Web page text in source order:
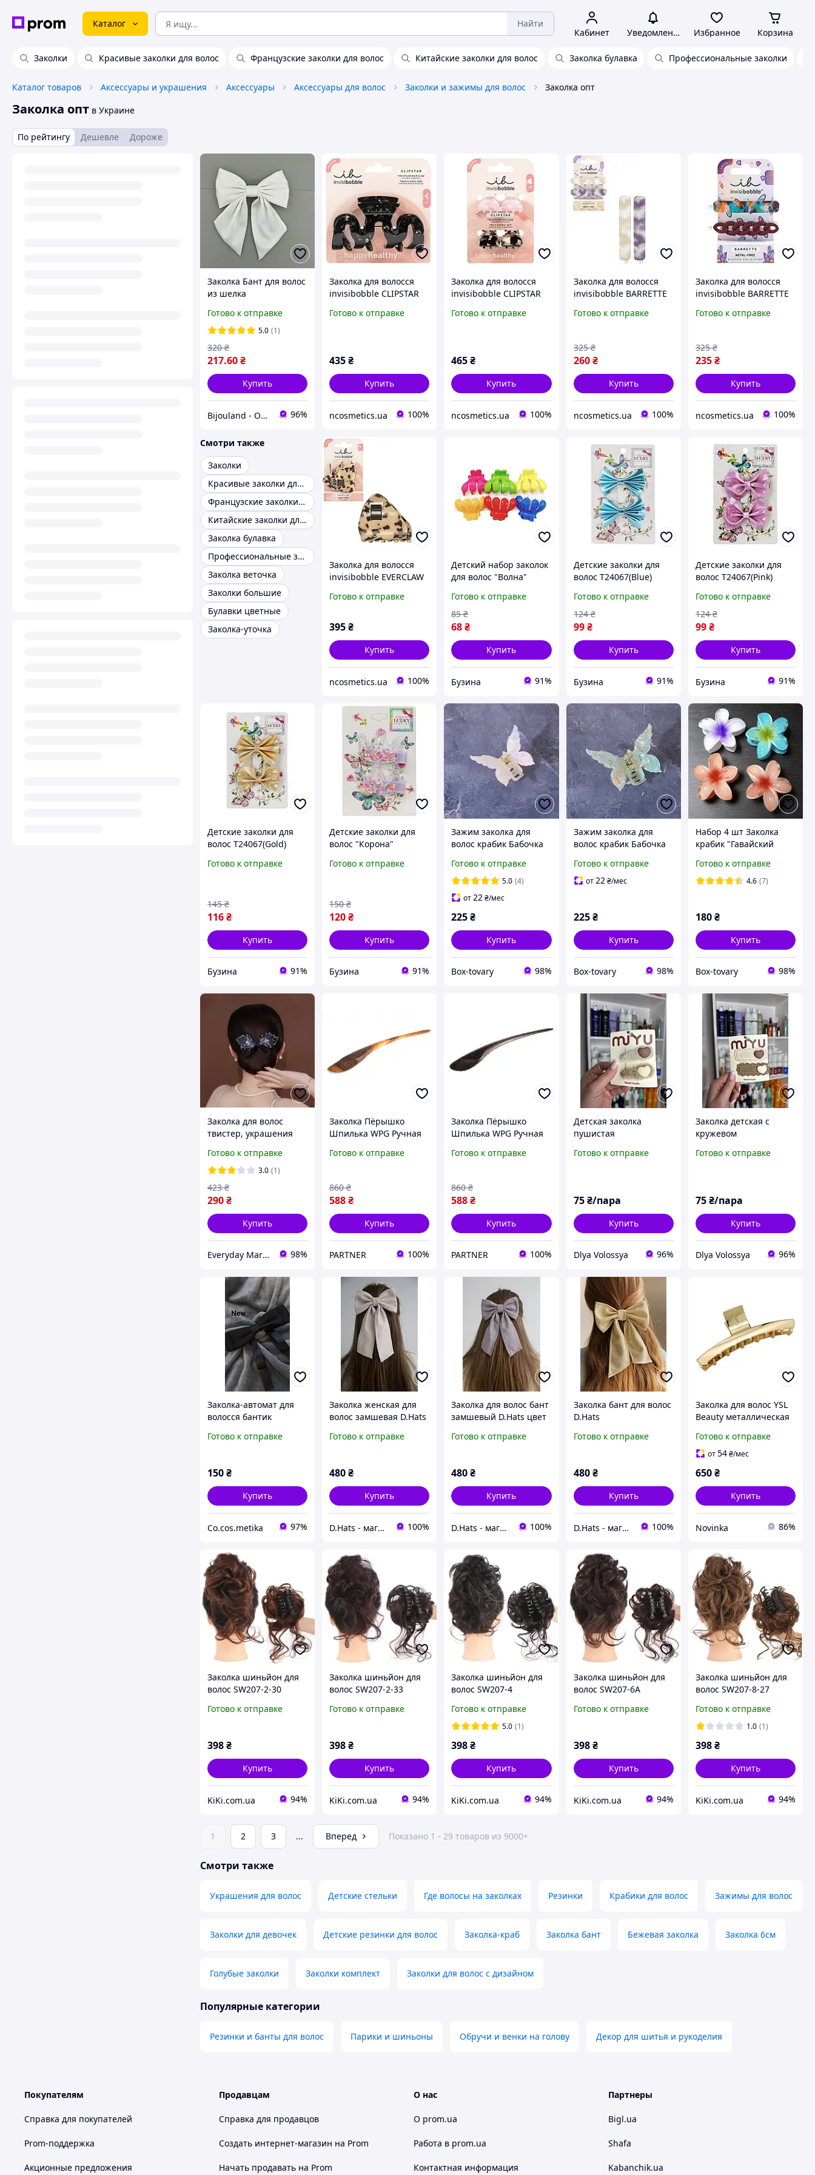
Каталог Найти
Кабинет Уведомления Избранное Корзина
Заколки Красивые заколки для волос Французские заколки для волос Китайские заколки для волос Заколка булавка Профессиональные заколки
Каталог товаров Аксессуары и украшения Аксессуары Аксессуары для волос Заколки и зажимы для волос Заколка опт
Заколка опт в Украине
По рейтингу Дешевле Дороже
Заколка Бант для волос
из шелка
застежка 15 х 18 см
Готово к отправке
5.0 (1)
217.60₴
320 ₴
Купить
Bijouland - Обручи, Свадебные украшения, Банты, Вечерние украшения, Серьги, Чокеры 96%
Заколка для волосся
invisibobble CLIPSTAR
Готово к отправке
435₴
Купить
ncosmetics.ua 100%
Заколка для волосся
invisibobble CLIPSTAR
Готово к отправке
465₴
Купить
ncosmetics.ua 100%
Заколка для волосся
invisibobble BARRETTE
Healers
Готово к отправке
260 ₴
325 ₴
Купить
ncosmetics.ua 100%
Заколка для волосся
invisibobble BARRETTE
Mystery
Готово к отправке
235₴
325 ₴
Купить
ncosmetics.ua 100%
Смотри также
Заколки
Красивые заколки для волос
Французские заколки для волос
Китайские заколки для волос
Заколка булавка
Профессиональные заколки
Заколка веточка
Заколки большие
Булавки цветные
Заколка-уточка
Заколка для волосся
invisibobble EVERCLAW
Готово к отправке
395₴
Купить
ncosmetics.ua 100%
Детский набор заколок
для волос "Волна"
buzyna
Готово к отправке
68₴
85 ₴
Купить
Бузина 91%
Детские заколки для
волос T24067(Blue)
Готово к отправке
99 ₴
124 ₴
Купить
Бузина 91%
Детские заколки для
волос T24067(Pink)
Готово к отправке
99₴
124 ₴
Купить
Бузина 91%
Детские заколки для
волос T24067(Gold)
Готово к отправке
116₴
145 ₴
Купить
Бузина 91%
Детские заколки для
волос "Корона"
buzyna
Готово к отправке
120₴
150 ₴
Купить
Бузина 91%
Зажим заколка для
волос крабик Бабочка
Готово к отправке
5.0 (4)
от22 ₴/мес
225₴
Купить
Box-tovary 98%
Зажим заколка для
волос крабик Бабочка
Готово к отправке
от 22 ₴/мес
225 ₴
Купить
Box-tovary 98%
Набор 4 шт Заколка
крабик "Гавайский
для волос цветочек
Готово к отправке
4.6 (7)
180₴
Купить
Box-tovary 98%
Заколка для волос
твистер, украшения
длинные пряди, так и
средней длины синяя
Готово к отправке
3.0 (1)
290₴
423 ₴
Купить
Everyday Market 0965612251 98%
Заколка Пёрышко
Шпилька WPG Ручная
Готово к отправке
588₴
860 ₴
Купить
PARTNER 100%
Заколка Пёрышко
Шпилька WPG Ручная
Готово к отправке
588₴
860 ₴
Купить
PARTNER 100%
Детская заколка
пушистая
Готово к отправке
75 ₴/пара
Купить
Dlya Volossya 96%
Заколка детская с
кружевом
Готово к отправке
75₴/пара
Купить
Dlya Volossya 96%
Заколка-автомат для
волосся бантик
Готово к отправке
150₴
Купить
Co.cos.metika 97%
Заколка женская для
волос замшевая D.Hats
Готово к отправке
480₴
Купить
D.Hats - магазин женских головных уборов 100%
Заколка для волос бант
замшевый D.Hats цвет
Готово к отправке
480₴
Купить
D.Hats - магазин женских головных уборов 100%
Заколка бант для волос
D.Hats
Готово к отправке
480 ₴
Купить
D.Hats - магазин женских головных уборов 100%
Заколка для волос YSL
Beauty металлическая
Готово к отправке
от54₴/мес
650₴
Купить
Novinka 86%
Заколка шиньйон для
волос SW207-2-30
Готово к отправке
398₴
Купить
KiKi.com.ua 94%
Заколка шиньйон для
волос SW207-2-33
Готово к отправке
398₴
Купить
KiKi.com.ua 94%
Заколка шиньйон для
волос SW207-4
Готово к отправке
5.0 (1)
398₴
Купить
KiKi.com.ua 94%
Заколка шиньйон для
волос SW207-6A
Готово к отправке
398 ₴
Купить
KiKi.com.ua 94%
Заколка шиньйон для
волос SW207-8-27
Готово к отправке
1.0 (1)
398₴
Купить
KiKi.com.ua 94%
1 2 3 ... Вперед Показано 1 - 29 товаров из 9000+
Смотри также
Украшения для волос Детские стельки Где волосы на заколках Резинки Крабики для волос Зажимы для волос
Заколки для девочек Детские резинки для волос Заколка-краб Заколка бант Бежевая заколка Заколка 6см
Голубые заколки Заколки комплект Заколки для волос с дизайном
Популярные категории
Резинки и банты для волос Парики и шиньоны Обручи и венки на голову Декор для шитья и рукоделия
Покупателям
Справка для покупателей
Prom-поддержка
Акционные предложения
Продавцам
Справка для продавцов
Создать интернет-магазин на Prom
Начать продавать на Prom
О нас
О prom.ua
Работа в prom.ua
Контактная информация
Партнеры
Bigl.ua
Shafa
Kabanchik.ua